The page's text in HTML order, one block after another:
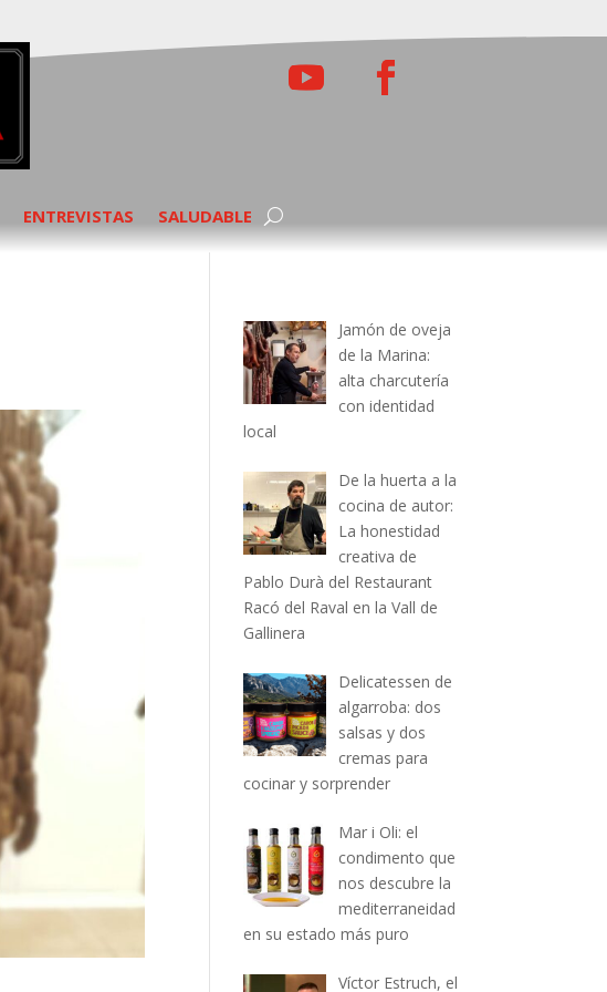
ENTREVISTAS SALUDABLE
Jamón de oveja
de la Marina:
alta charcutería
con identidad
local
De la huerta a la
cocina de autor:
La honestidad
creativa de
Pablo Durà del Restaurant
Racó del Raval en la Vall de
Gallinera
Delicatessen de
algarroba: dos
salsas y dos
cremas para
cocinar y sorprender
Mar i Oli: el
condimento que
nos descubre la
mediterraneidad
en su estado más puro
Víctor Estruch, el